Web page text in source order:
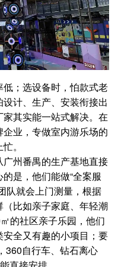
；选设备时，怕款式老
计、生产、安装衔接出
其实能一站式解决。在
业，专做室内游乐场的
。
州番禺的生产基地直接
是，他们能做“全案服
就会上门测量，根据
比如亲子家庭、年轻潮
的社区亲子乐园，他们
全又有趣的小项目；要
360自行车、钻石离心